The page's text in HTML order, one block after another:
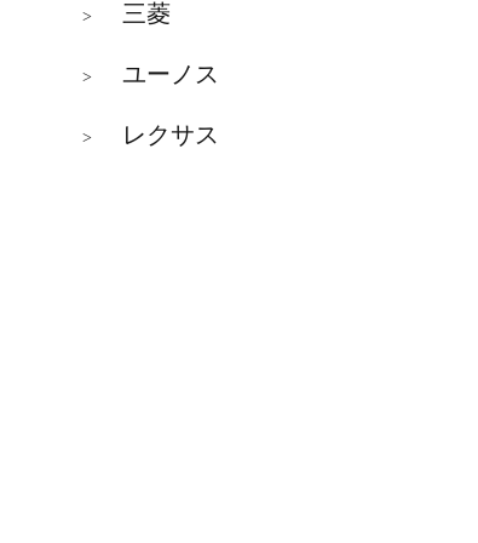
> 三菱
> ユーノス
> レクサス